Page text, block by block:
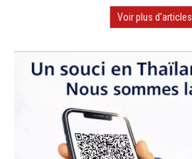
Voir plus d'articles